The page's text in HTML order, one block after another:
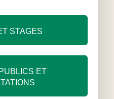
STAGES
ET